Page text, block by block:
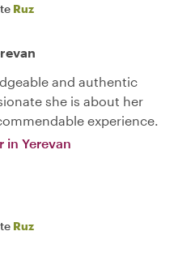
Ruz
and authentic
she is about her
experience.
in Yerevan
Ruz